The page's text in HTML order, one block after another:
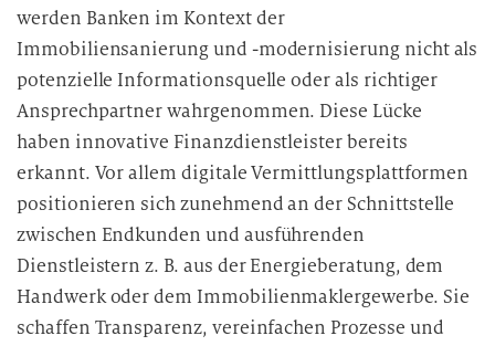
werden Banken im Kontext der
Immobiliensanierung und -modernisierung nicht als
potenzielle Informationsquelle oder als richtiger
Ansprechpartner wahrgenommen. Diese Lücke
haben innovative Finanzdienstleister bereits
erkannt. Vor allem digitale Vermittlungsplattformen
positionieren sich zunehmend an der Schnittstelle
zwischen Endkunden und ausführenden
Dienstleistern z. B. aus der Energieberatung, dem
Handwerk oder dem Immobilienmaklergewerbe. Sie
schaffen Transparenz, vereinfachen Prozesse und